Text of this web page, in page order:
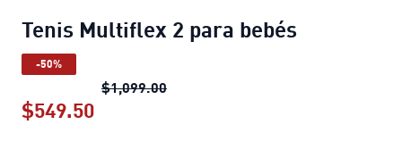
Tenis Multiflex 2 para bebés
-50%
$1,099.00Tenis Multiflex 2 para bebés
$549.50